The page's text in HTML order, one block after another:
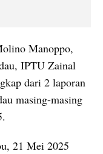
Manoppo,
IPTU Zainal
dari 2 laporan
masing-masing
21 Mei 2025